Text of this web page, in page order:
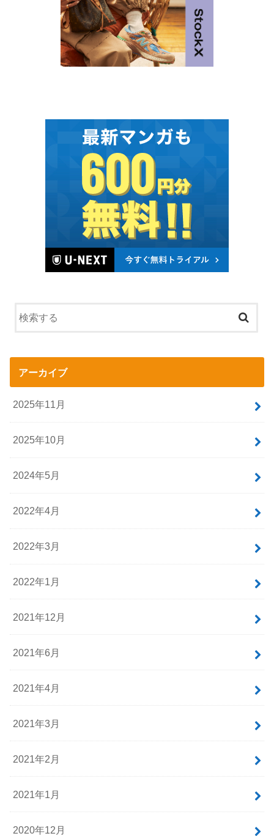
アーカイブ
2025年11月
2025年10月
2024年5月
2022年4月
2022年3月
2022年1月
2021年12月
2021年6月
2021年4月
2021年3月
2021年2月
2021年1月
2020年12月